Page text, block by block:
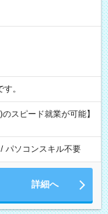
す。
スピード就業が可能】
/ パソコンスキル不要
詳細へ